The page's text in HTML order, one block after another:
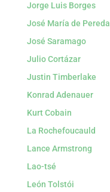
Jorge Luis Borges
José María de Pereda
José Saramago
Julio Cortázar
Justin Timberlake
Konrad Adenauer
Kurt Cobain
La Rochefoucauld
Lance Armstrong
Lao-tsé
León Tolstói